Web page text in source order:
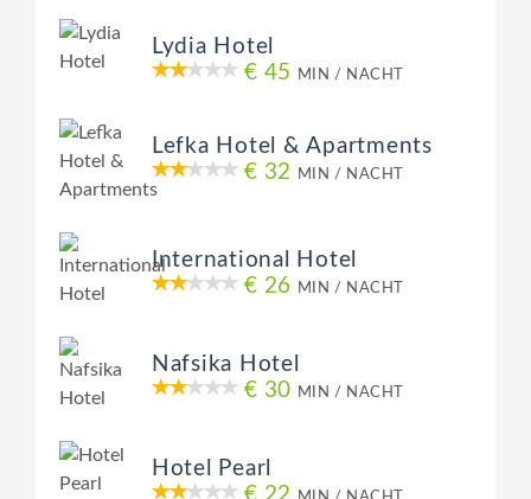
Lydia Hotel
€ 45
MIN / NACHT
Lefka Hotel & Apartments
€ 32
MIN / NACHT
International Hotel
€ 26 MIN / NACHT
Nafsika Hotel
€ 30 MIN / NACHT
Hotel Pearl